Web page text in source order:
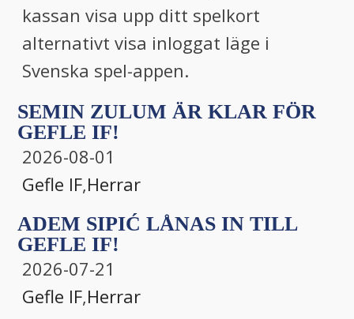
kassan visa upp ditt spelkort
alternativt visa inloggat läge i
Svenska spel-appen.
SEMIN ZULUM ÄR KLAR FÖR
GEFLE IF!
2026-08-01
Gefle IF,Herrar
ADEM SIPIĆ LÅNAS IN TILL
GEFLE IF!
2026-07-21
Gefle IF,Herrar